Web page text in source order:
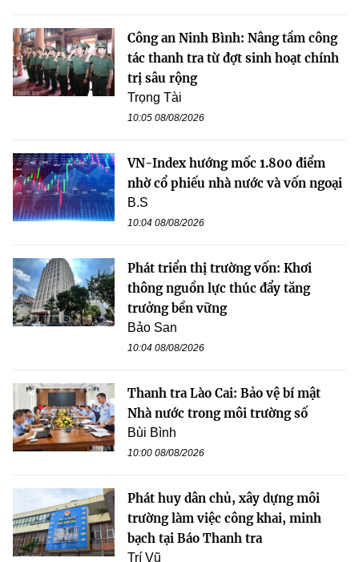
Công an Ninh Bình: Nâng tầm công
tác thanh tra từ đợt sinh hoạt chính
trị sâu rộng
Trọng Tài
10:05 08/08/2026
VN-Index hướng mốc 1.800 điểm
nhờ cổ phiếu nhà nước và vốn ngoại
B.S
10:04 08/08/2026
Phát triển thị trường vốn: Khơi
thông nguồn lực thúc đẩy tăng
trưởng bền vững
Bảo San
10:04 08/08/2026
Thanh tra Lào Cai: Bảo vệ bí mật
Nhà nước trong môi trường số
Bùi Bình
10:00 08/08/2026
Phát huy dân chủ, xây dựng môi
trường làm việc công khai, minh
bạch tại Báo Thanh tra
Trí Vũ